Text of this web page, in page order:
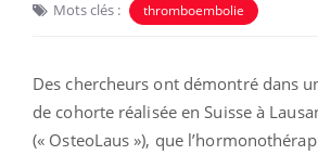
Mots clés : thromboembolie
Des chercheurs ont démontré dans
de cohorte réalisée en Suisse à
(« OsteoLaus »), que